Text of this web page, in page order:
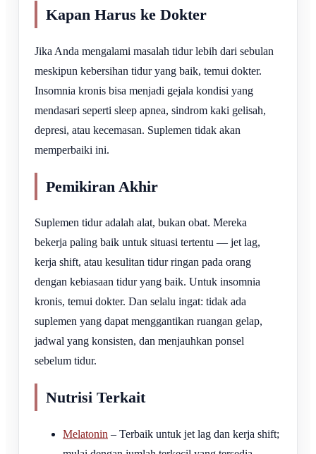
Kapan Harus ke Dokter
Jika Anda mengalami masalah tidur lebih dari sebulan
meskipun kebersihan tidur yang baik, temui dokter.
Insomnia kronis bisa menjadi gejala kondisi yang
mendasari seperti sleep apnea, sindrom kaki gelisah,
depresi, atau kecemasan. Suplemen tidak akan
memperbaiki ini.
Pemikiran Akhir
Suplemen tidur adalah alat, bukan obat. Mereka
bekerja paling baik untuk situasi tertentu — jet lag,
kerja shift, atau kesulitan tidur ringan pada orang
dengan kebiasaan tidur yang baik. Untuk insomnia
kronis, temui dokter. Dan selalu ingat: tidak ada
suplemen yang dapat menggantikan ruangan gelap,
jadwal yang konsisten, dan menjauhkan ponsel
sebelum tidur.
Nutrisi Terkait
Melatonin – Terbaik untuk jet lag dan kerja shift;